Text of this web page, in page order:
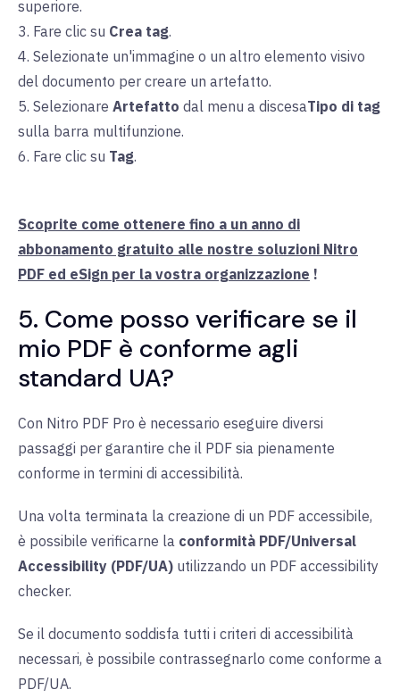
superiore.
3. Fare clic su Crea tag.
4. Selezionate un'immagine o un altro elemento visivo
del documento per creare un artefatto.
5. Selezionare Artefatto dal menu a discesaTipo di tag
sulla barra multifunzione.
6. Fare clic su Tag.
Scoprite come ottenere fino a un anno di
abbonamento gratuito alle nostre soluzioni Nitro
PDF ed eSign per la vostra organizzazione !
5. Come posso verificare se il
mio PDF è conforme agli
standard UA?
Con Nitro PDF Pro è necessario eseguire diversi
passaggi per garantire che il PDF sia pienamente
conforme in termini di accessibilità.
Una volta terminata la creazione di un PDF accessibile,
è possibile verificarne la conformità PDF/Universal
Accessibility (PDF/UA) utilizzando un PDF accessibility
checker.
Se il documento soddisfa tutti i criteri di accessibilità
necessari, è possibile contrassegnarlo come conforme a
PDF/UA.